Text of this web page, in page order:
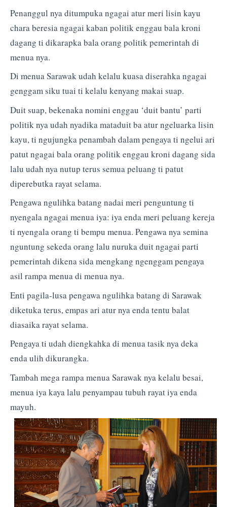
Penanggul nya ditumpuka ngagai atur meri lisin kayu
chara beresia ngagai kaban politik enggau bala kroni
dagang ti dikarapka bala orang politik pemerintah di
menua nya.
Di menua Sarawak udah kelalu kuasa diserahka ngagai
genggam siku tuai ti kelalu kenyang makai suap.
Duit suap, bekenaka nomini enggau ‘duit bantu’ parti
politik nya udah nyadika mataduit ba atur ngeluarka lisin
kayu, ti ngujungka penambah dalam pengaya ti ngelui ari
patut ngagai bala orang politik enggau kroni dagang sida
lalu udah nya nutup terus semua peluang ti patut
diperebutka rayat selama.
Pengawa ngulihka batang nadai meri penguntung ti
nyengala ngagai menua iya: iya enda meri peluang kereja
ti nyengala orang ti bempu menua. Pengawa nya semina
nguntung sekeda orang lalu nuruka duit ngagai parti
pemerintah dikena sida mengkang ngenggam pengaya
asil rampa menua di menua nya.
Enti pagila-lusa pengawa ngulihka batang di Sarawak
diketuka terus, empas ari atur nya enda tentu balat
diasaika rayat selama.
Pengaya ti udah diengkahka di menua tasik nya deka
enda ulih dikurangka.
Tambah mega rampa menua Sarawak nya kelalu besai,
menua iya kaya lalu penyampau tubuh rayat iya enda
mayuh.